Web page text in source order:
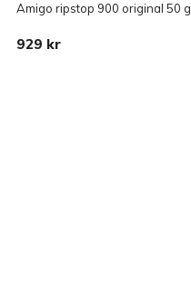
Amigo ripstop 900 original 50 g
929 kr